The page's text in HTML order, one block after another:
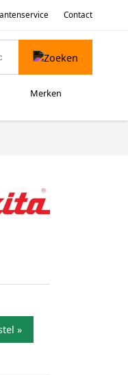
Contact
Merken
»